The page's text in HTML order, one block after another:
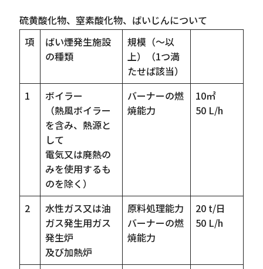
硫黄酸化物、窒素酸化物、ばいじんについて
項
ばい煙発生施設
の種類
規模（～以
上）（1つ満
たせば該当）
1
ボイラー
（熱風ボイラー
を含み、熱源と
して
電気又は廃熱の
みを使用するも
のを除く）
バーナーの燃
焼能力
10㎡
50 L/h
2
水性ガス又は油
ガス発生用ガス
発生炉
及び加熱炉
原料処理能力
バーナーの燃
焼能力
20 t/日
50 L/h